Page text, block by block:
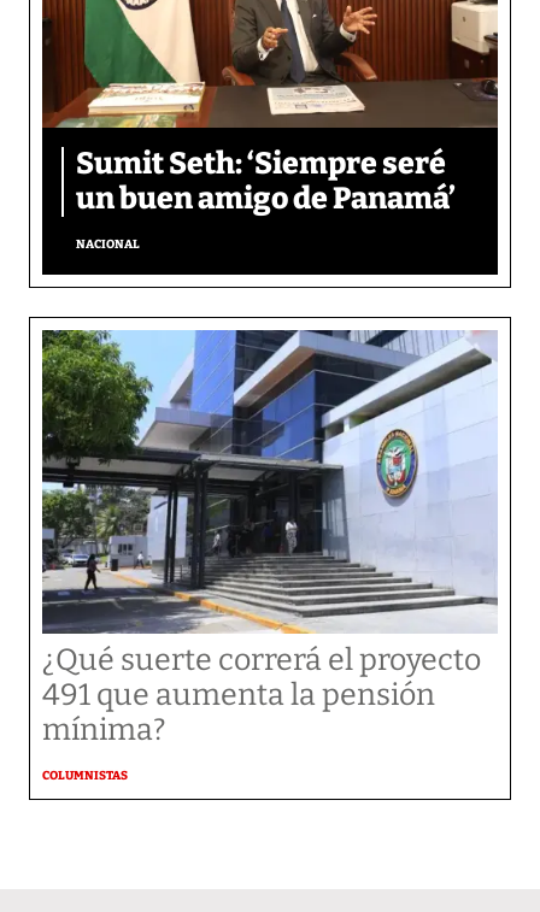
Sumit Seth: ‘Siempre seré
un buen amigo de Panamá’
NACIONAL
¿Qué suerte correrá el proyecto
491 que aumenta la pensión
mínima?
COLUMNISTAS